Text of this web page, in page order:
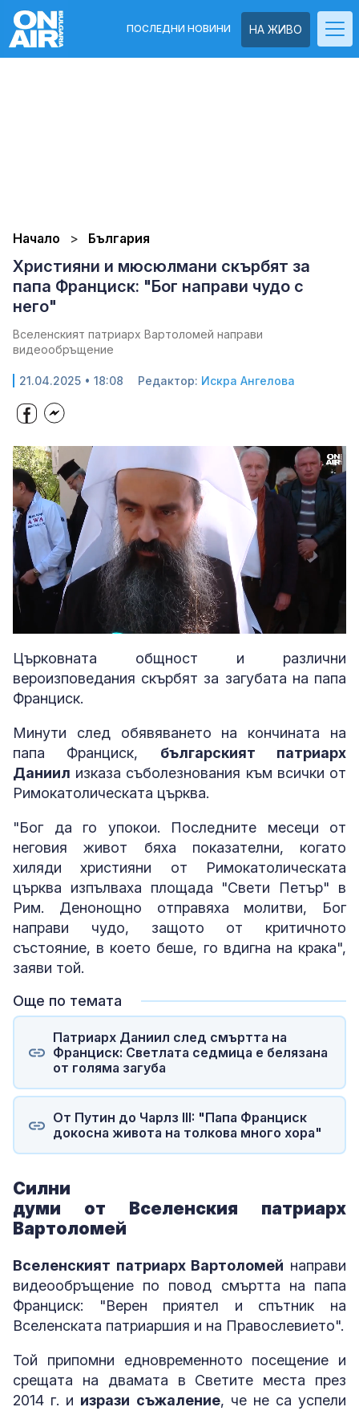
НА ЖИВО
ПОСЛЕДНИ НОВИНИ
Начало България
Християни и мюсюлмани скърбят за
папа Франциск: "Бог направи чудо с
него"
Вселенският патриарх Вартоломей направи
видеообръщение
21.04.2025 • 18:08 Редактор: Искра Ангелова
Loaded
41.79%
Църковната общност и различни
вероизповедания скърбят за загубата на папа
Франциск.
Минути след обявяването на кончината на
папа Франциск, българският патриарх
Даниил изказа съболезнования към всички от
Римокатолическата църква.
"Бог да го упокои. Последните месеци от
неговия живот бяха показателни, когато
хиляди християни от Римокатолическата
църква изпълваха площада "Свети Петър" в
Рим. Денонощно отправяха молитви, Бог
направи чудо, защото от критичното
състояние, в което беше, го вдигна на крака",
заяви той.
Още по темата
Патриарх Даниил след смъртта на
Франциск: Светлата седмица е белязана
от голяма загуба
От Путин до Чарлз III: "Папа Франциск
докосна живота на толкова много хора"
Силни
думи от Вселенския патриарх
Вартоломей
Вселенският патриарх Вартоломей направи
видеообръщение по повод смъртта на папа
Франциск: "Верен приятел и спътник на
Вселенската патриаршия и на Правослевието".
Той припомни едновременното посещение и
срещата на двамата в Светите места през
2014 г. и изрази съжаление, че не са успели